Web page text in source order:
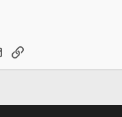
EmailLink